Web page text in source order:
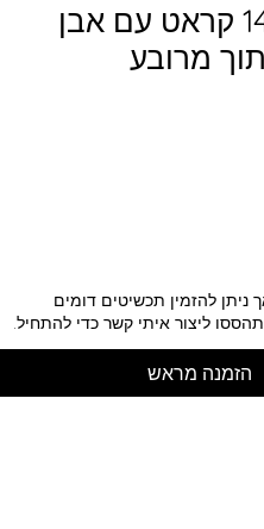
טבעת זהב 14 קראט עם אבן
מרובע
ניתן להזמין תכשיטים דומים
ליצור איתי קשר כדי להתחיל.
הזמנה מראש